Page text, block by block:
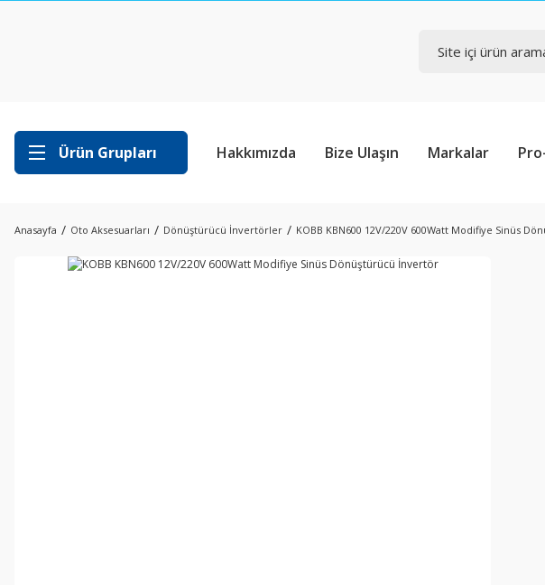
Ürün Grupları Hakkımızda Bize Ulaşın Markalar
Anasayfa Oto Aksesuarları Dönüştürücü İnvertörler KOBB KBN600 12V/220V 600Watt Modifiye Sinüs